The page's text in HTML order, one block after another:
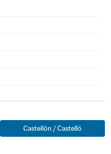
Castellón / Castelló